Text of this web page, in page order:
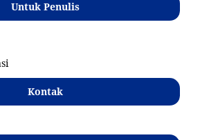
Untuk Penulis
Kontak